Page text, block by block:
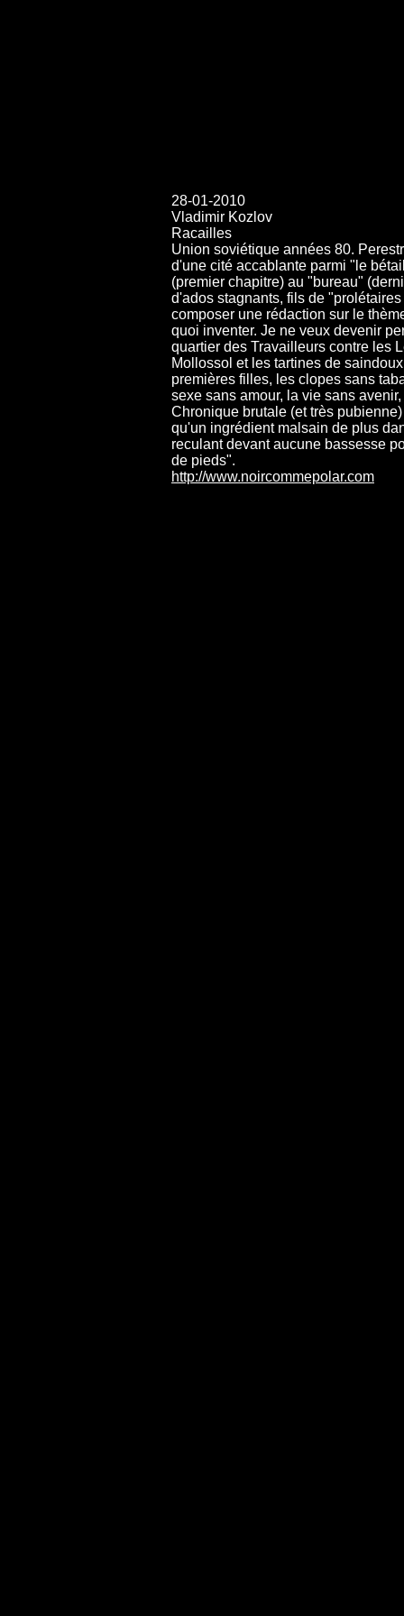
28-01-2010
Vladimir Kozlov
Racailles
Union soviétique années 80.
d'une cité accablante parmi "le
(premier chapitre) au "bureau"
d'ados stagnants, fils de
composer une rédaction sur le
quoi inventer. Je ne veux devenir
quartier des Travailleurs contre les
Mollossol et les tartines de
premières filles, les clopes sans
sexe sans amour, la vie sans
Chronique brutale (et très
qu'un ingrédient malsain de plus
reculant devant aucune bassesse
de pieds".
http://www.noircommepolar.com